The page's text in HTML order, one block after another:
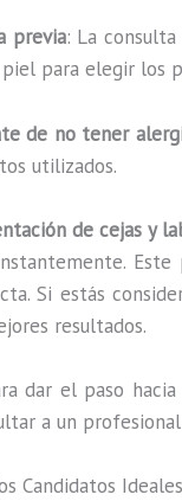
previa: La
para elegir los
de no tener
utilizados.
de cejas y
Si estás
resultados.
dar el paso
a un
Candidatos